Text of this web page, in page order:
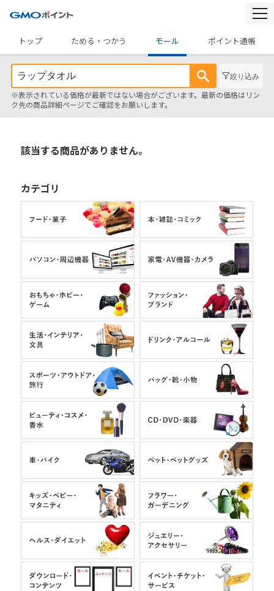
トップ
ためる・つかう モール ポイント通帳
絞り込み
※表示されている価格が最新ではない場合がございます。最新の価格はリン
ク先の商品詳細ページでご確認をお願いします。
該当する商品がありません。
カテゴリ